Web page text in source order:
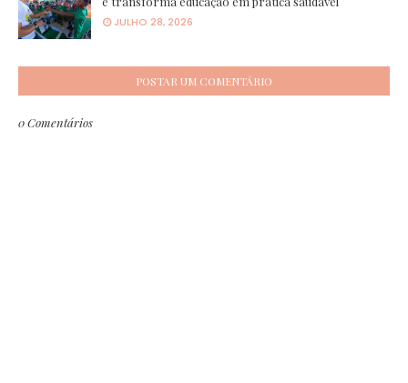
JULHO 28, 2026
POSTAR UM COMENTÁRIO
0 Comentários